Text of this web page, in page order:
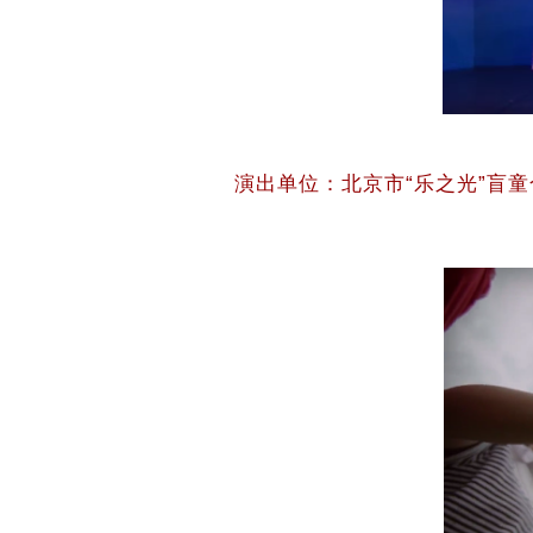
演出单位：北京市“乐之光”盲